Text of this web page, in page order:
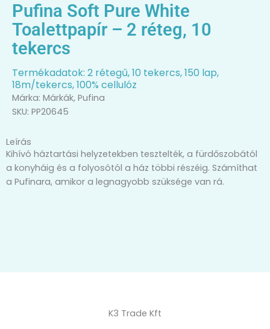
Pufina Soft Pure White
Toalettpapír – 2 réteg, 10
tekercs
Termékadatok: 2 rétegű, 10 tekercs, 150 lap,
18m/tekercs, 100% cellulóz
Márka: Márkák, Pufina
SKU: PP20645
Leírás
Kihívó háztartási helyzetekben tesztelték, a fürdőszobától
a konyháig és a folyosótól a ház többi részéig. Számíthat
a Pufinara, amikor a legnagyobb szüksége van rá.
K3 Trade Kft